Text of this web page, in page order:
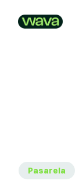
Pasarela